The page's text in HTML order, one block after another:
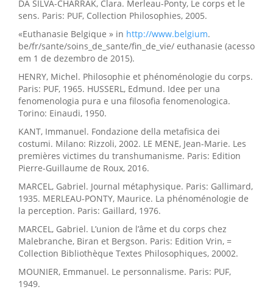
DA SILVA-CHARRAK, Clara. Merleau-Ponty, Le corps et le
sens. Paris: PUF, Collection Philosophies, 2005.
«Euthanasie Belgique » in http://www.belgium.
be/fr/sante/soins_de_sante/fin_de_vie/ euthanasie (acesso
em 1 de dezembro de 2015).
HENRY, Michel. Philosophie et phénoménologie du corps.
Paris: PUF, 1965. HUSSERL, Edmund. Idee per una
fenomenologia pura e una filosofia fenomenologica.
Torino: Einaudi, 1950.
KANT, Immanuel. Fondazione della metafisica dei
costumi. Milano: Rizzoli, 2002. LE MENE, Jean-Marie. Les
premières victimes du transhumanisme. Paris: Edition
Pierre-Guillaume de Roux, 2016.
MARCEL, Gabriel. Journal métaphysique. Paris: Gallimard,
1935. MERLEAU-PONTY, Maurice. La phénoménologie de
la perception. Paris: Gaillard, 1976.
MARCEL, Gabriel. L’union de l’âme et du corps chez
Malebranche, Biran et Bergson. Paris: Edition Vrin, =
Collection Bibliothèque Textes Philosophiques, 20002.
MOUNIER, Emmanuel. Le personnalisme. Paris: PUF,
1949.